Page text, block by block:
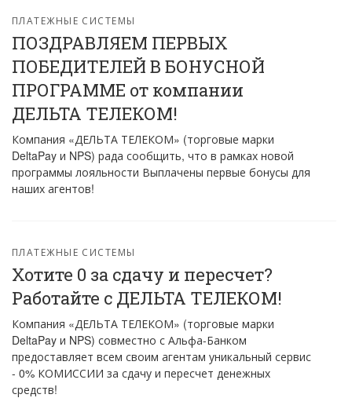
ПЛАТЕЖНЫЕ СИСТЕМЫ
ПОЗДРАВЛЯЕМ ПЕРВЫХ
ПОБЕДИТЕЛЕЙ В БОНУСНОЙ
ПРОГРАММЕ от компании
ДЕЛЬТА ТЕЛЕКОМ!
Компания «ДЕЛЬТА ТЕЛЕКОМ» (торговые марки
DeltaPay и NPS) рада сообщить, что в рамках новой
программы лояльности Выплачены первые бонусы для
наших агентов!
ПЛАТЕЖНЫЕ СИСТЕМЫ
Хотите 0 за сдачу и пересчет?
Работайте с ДЕЛЬТА ТЕЛЕКОМ!
Компания «ДЕЛЬТА ТЕЛЕКОМ» (торговые марки
DeltaPay и NPS) совместно с Альфа-Банком
предоставляет всем своим агентам уникальный сервис
- 0% КОМИССИИ за сдачу и пересчет денежных
средств!